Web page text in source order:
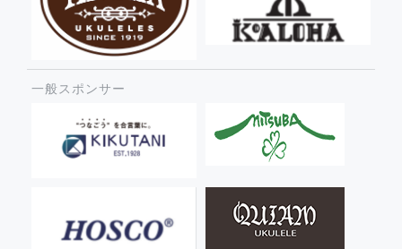
一般スポンサー